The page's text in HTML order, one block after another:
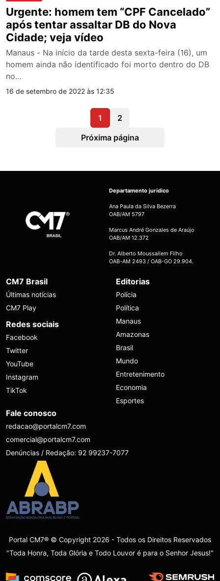
Urgente: homem tem “CPF Cancelado”
após tentar assaltar DB do Nova
Cidade; veja vídeo
Manaus - Na início da tarde desta sexta-feira (16), um
homem ainda não identificado foi morto dentro do DB
no…
16 de setembro de 2022 às 12:35
1
2
Próxima página
Departamento jurídico
Ana Paula da Silva Bezerra
OAB/AM 5797
Marcus André Gonzales de Araújo
OAB/AM 12.372
Dr. Alberto Moussallem Filho
OAB-AM 2493 / OAB-GO 29.904.
CM7 Brasil
Últimas notícias
CM7 Play
Redes sociais
Facebook
Twitter
YouTube
Instagram
TikTok
Editorias
Polícia
Política
Manaus
Amazonas
Brasil
Mundo
Entretenimento
Economia
Esportes
Fale conosco
redacao@portalcm7.com
comercial@portalcm7.com
Denúncias / Redação: 92 99237-7077
Portal CM7® © Copyright 2026 - Todos os Direitos Reservados
"Toda Honra, Toda Glória e Todo Louvor é para o Senhor Jesus!"